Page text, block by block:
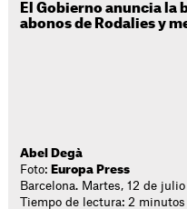
El Gobierno anuncia la
abonos de Rodalies y
Abel Degà
Foto: Europa Press
Barcelona. Martes, 12 de
Tiempo de lectura: 2 minutos